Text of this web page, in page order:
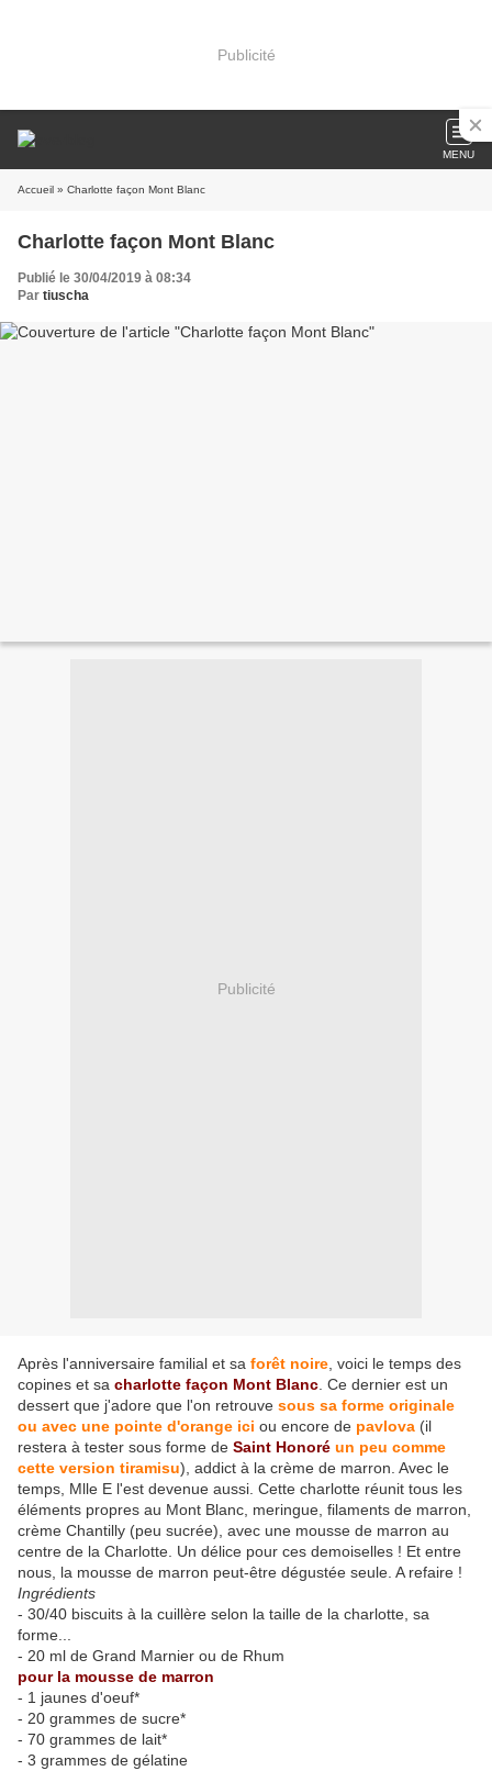
Publicité
MENU
Accueil » Charlotte façon Mont Blanc
Charlotte façon Mont Blanc
Publié le 30/04/2019 à 08:34
Par tiuscha
Publicité
Après l'anniversaire familial et sa forêt noire , voici le temps des
copines et sa charlotte façon Mont Blanc . Ce dernier est un
dessert que j'adore que l'on retrouve sous sa forme originale
ou avec une pointe d'orange ici ou encore de pavlova (il
restera à tester sous forme de Saint Honoré un peu comme
cette version tiramisu), addict à la crème de marron. Avec le
temps, Mlle E l'est devenue aussi. Cette charlotte réunit tous les
éléments propres au Mont Blanc, meringue, filaments de marron,
crème Chantilly (peu sucrée), avec une mousse de marron au
centre de la Charlotte. Un délice pour ces demoiselles ! Et entre
nous, la mousse de marron peut-être dégustée seule. A refaire !
Ingrédients
- 30/40 biscuits à la cuillère selon la taille de la charlotte, sa
forme...
- 20 ml de Grand Marnier ou de Rhum
pour la mousse de marron
- 1 jaunes d'oeuf*
- 20 grammes de sucre*
- 70 grammes de lait*
- 3 grammes de gélatine